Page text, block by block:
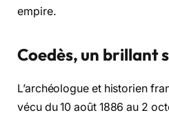
empire.
Coedès, un brillant
L’archéologue et historien
vécu du 10 août 1886 au 2